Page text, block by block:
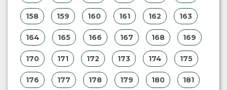
158 159 160 161 162 163
164 165 166 167 168 169
170 171 172 173 174 175
176 177 178 179 180 181